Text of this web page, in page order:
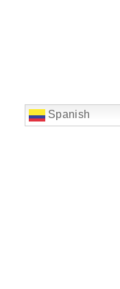
Spanish